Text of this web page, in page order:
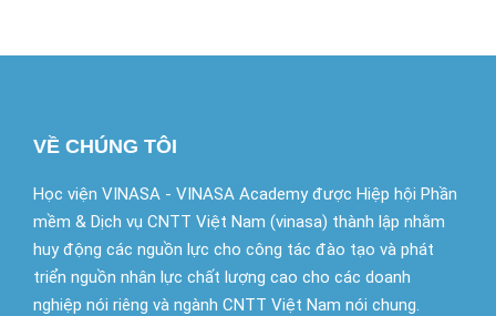
VỀ CHÚNG TÔI
Học viện VINASA - VINASA Academy được Hiệp hội Phần
mềm & Dịch vụ CNTT Việt Nam (vinasa) thành lập nhằm
huy động các nguồn lực cho công tác đào tạo và phát
triển nguồn nhân lực chất lượng cao cho các doanh
nghiệp nói riêng và ngành CNTT Việt Nam nói chung.